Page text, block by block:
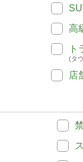
高
ト
(タ
店